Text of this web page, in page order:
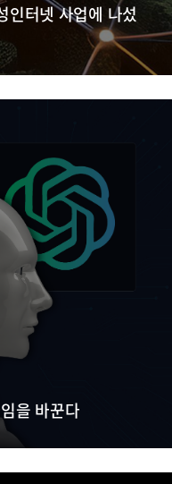
인터넷 사업에 나섰
을 바꾼다